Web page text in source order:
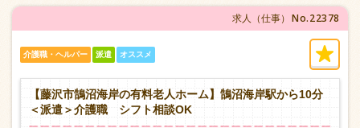
求人（仕事） No.22378
介護職・ヘルパー 派遣 オススメ
【藤沢市鵠沼海岸の有料老人ホーム】鵠沼海岸駅から10分
＜派遣＞介護職 シフト相談OK